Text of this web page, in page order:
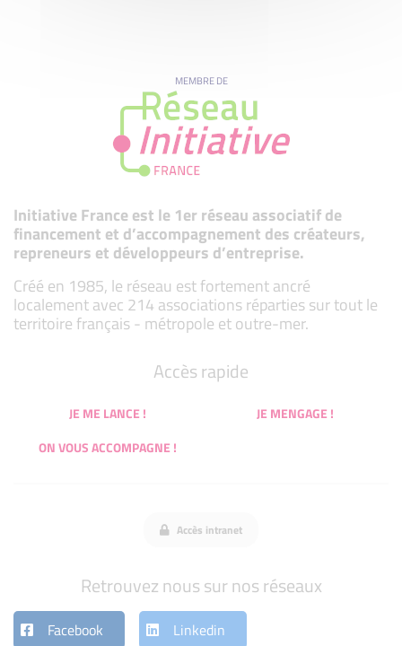
MEMBRE DE
Initiative France est le 1er réseau associatif de
financement et d’accompagnement des créateurs,
repreneurs et développeurs d’entreprise.
Créé en 1985, le réseau est fortement ancré
localement avec 214 associations réparties sur tout le
territoire français - métropole et outre-mer.
Accès rapide
JE ME LANCE !
JE MENGAGE !
ON VOUS ACCOMPAGNE !
Accès intranet
Retrouvez nous sur nos réseaux
Facebook Linkedin